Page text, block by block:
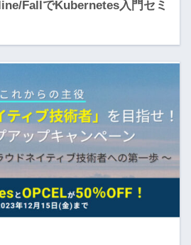
FallでKubernetes入門セミ